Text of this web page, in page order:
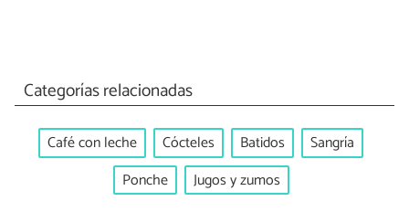
Categorías relacionadas
Café con leche Cócteles Batidos
Sangría
Ponche
Jugos y zumos